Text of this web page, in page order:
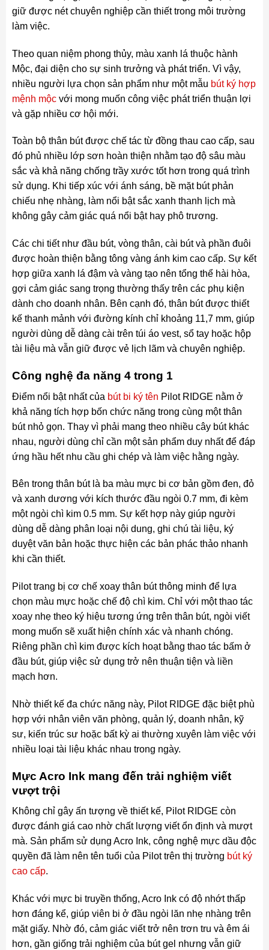
giữ được nét chuyên nghiệp cần thiết trong môi trường
làm việc.
Theo quan niệm phong thủy, màu xanh lá thuộc hành
Mộc, đại diện cho sự sinh trưởng và phát triển. Vì vậy,
nhiều người lựa chọn sản phẩm như một mẫu bút ký hợp
mệnh mộcvới mong muốn công việc phát triển thuận lợi
và gặp nhiều cơ hội mới.
Toàn bộ thân bút được chế tác từ đồng thau cao cấp, sau
đó phủ nhiều lớp sơn hoàn thiện nhằm tạo độ sâu màu
sắc và khả năng chống trầy xước tốt hơn trong quá trình
sử dụng. Khi tiếp xúc với ánh sáng, bề mặt bút phản
chiếu nhẹ nhàng, làm nổi bật sắc xanh thanh lịch mà
không gây cảm giác quá nổi bật hay phô trương.
Các chi tiết như đầu bút, vòng thân, cài bút và phần đuôi
được hoàn thiện bằng tông vàng ánh kim cao cấp. Sự kết
hợp giữa xanh lá đậm và vàng tạo nên tổng thể hài hòa,
gợi cảm giác sang trọng thường thấy trên các phụ kiện
dành cho doanh nhân. Bên cạnh đó, thân bút được thiết
kế thanh mảnh với đường kính chỉ khoảng 11,7 mm, giúp
người dùng dễ dàng cài trên túi áo vest, sổ tay hoặc hộp
tài liệu mà vẫn giữ được vẻ lịch lãm và chuyên nghiệp.
Công nghệ đa năng 4 trong 1
Điểm nổi bật nhất của bút bi ký tên Pilot RIDGE nằm ở
khả năng tích hợp bốn chức năng trong cùng một thân
bút nhỏ gọn. Thay vì phải mang theo nhiều cây bút khác
nhau, người dùng chỉ cần một sản phẩm duy nhất để đáp
ứng hầu hết nhu cầu ghi chép và làm việc hằng ngày.
Bên trong thân bút là ba màu mực bi cơ bản gồm đen, đỏ
và xanh dương với kích thước đầu ngòi 0.7 mm, đi kèm
một ngòi chì kim 0.5 mm. Sự kết hợp này giúp người
dùng dễ dàng phân loại nội dung, ghi chú tài liệu, ký
duyệt văn bản hoặc thực hiện các bản phác thảo nhanh
khi cần thiết.
Pilot trang bị cơ chế xoay thân bút thông minh để lựa
chọn màu mực hoặc chế độ chì kim. Chỉ với một thao tác
xoay nhẹ theo ký hiệu tương ứng trên thân bút, ngòi viết
mong muốn sẽ xuất hiện chính xác và nhanh chóng.
Riêng phần chì kim được kích hoạt bằng thao tác bấm ở
đầu bút, giúp việc sử dụng trở nên thuận tiện và liền
mạch hơn.
Nhờ thiết kế đa chức năng này, Pilot RIDGE đặc biệt phù
hợp với nhân viên văn phòng, quản lý, doanh nhân, kỹ
sư, kiến trúc sư hoặc bất kỳ ai thường xuyên làm việc với
nhiều loại tài liệu khác nhau trong ngày.
Mực Acro Ink mang đến trải nghiệm viết
vượt trội
Không chỉ gây ấn tượng về thiết kế, Pilot RIDGE còn
được đánh giá cao nhờ chất lượng viết ổn định và mượt
mà. Sản phẩm sử dụng Acro Ink, công nghệ mực dầu độc
quyền đã làm nên tên tuổi của Pilot trên thị trường bút ký
cao cấp.
Khác với mực bi truyền thống, Acro Ink có độ nhớt thấp
hơn đáng kể, giúp viên bi ở đầu ngòi lăn nhẹ nhàng trên
mặt giấy. Nhờ đó, cảm giác viết trở nên trơn tru và êm ái
hơn, gần giống trải nghiệm của bút gel nhưng vẫn giữ